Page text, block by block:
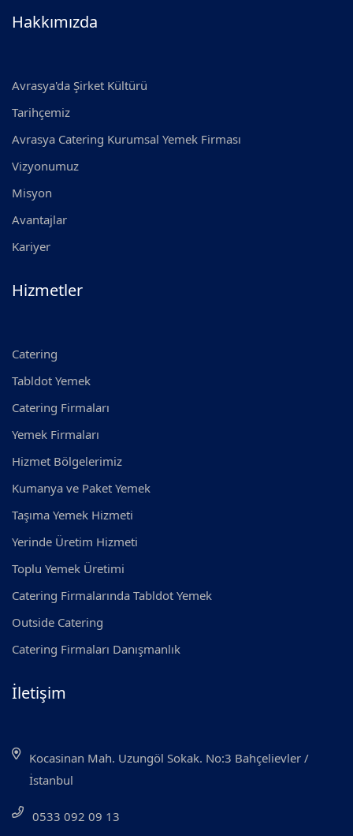
Hakkımızda
Avrasya'da Şirket Kültürü
Tarihçemiz
Avrasya Catering Kurumsal Yemek Firması
Vizyonumuz
Misyon
Avantajlar
Kariyer
Hizmetler
Catering
Tabldot Yemek
Catering Firmaları
Yemek Firmaları
Hizmet Bölgelerimiz
Kumanya ve Paket Yemek
Taşıma Yemek Hizmeti
Yerinde Üretim Hizmeti
Toplu Yemek Üretimi
Catering Firmalarında Tabldot Yemek
Outside Catering
Catering Firmaları Danışmanlık
İletişim
Kocasinan Mah. Uzungöl Sokak. No:3 Bahçelievler /
İstanbul
0533 092 09 13